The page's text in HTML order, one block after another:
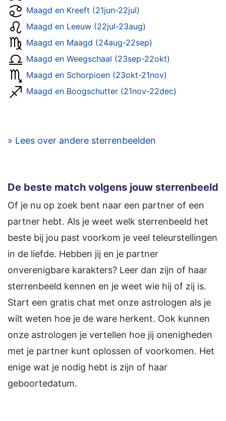
Maagd en Kreeft (21jun-22jul)
Maagd en Leeuw (22jul-23aug)
Maagd en Maagd (24aug-22sep)
Maagd en Weegschaal (23sep-22okt)
Maagd en Schorpioen (23okt-21nov)
Maagd en Boogschutter (21nov-22dec)
» Lees over andere sterrenbeelden
De beste match volgens jouw sterrenbeeld
Of je nu op zoek bent naar een partner of een
partner hebt. Als je weet welk sterrenbeeld het
beste bij jou past voorkom je veel teleurstellingen
in de liefde. Hebben jij en je partner
onverenigbare karakters? Leer dan zijn of haar
sterrenbeeld kennen en je weet wie hij of zij is.
Start een gratis chat met onze astrologen als je
wilt weten hoe je de ware herkent. Ook kunnen
onze astrologen je vertellen hoe jij onenigheden
met je partner kunt oplossen of voorkomen. Het
enige wat je nodig hebt is zijn of haar
geboortedatum.